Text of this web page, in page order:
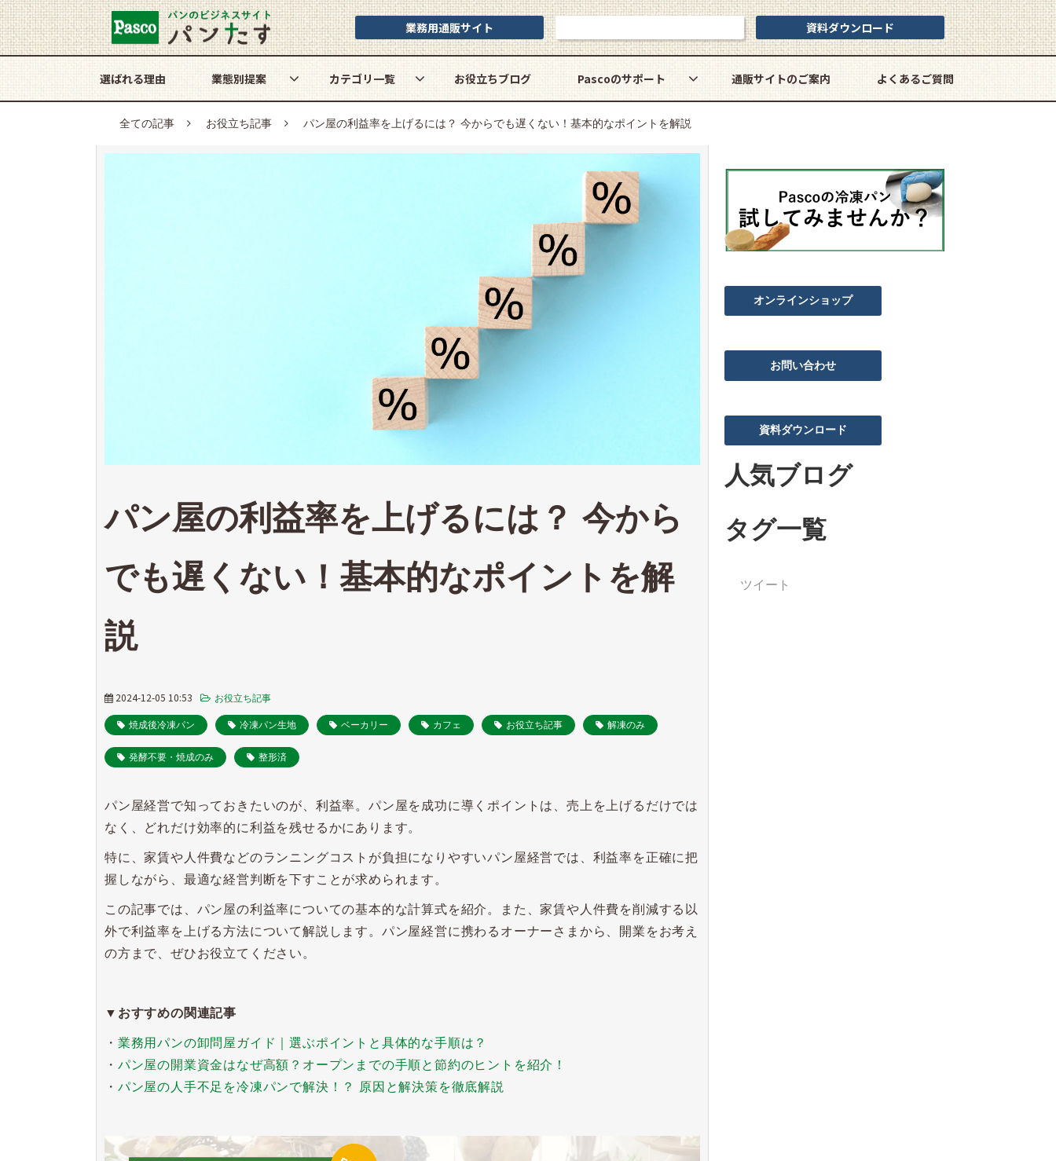
業務用通販サイト 資料ダウンロード
選ばれる理由 業態別提案 カテゴリ一覧 お役立ちブログ Pascoのサポート 通販サイトのご案内 よくあるご質問
全ての記事 お役立ち記事 パン屋の利益率を上げるには？ 今からでも遅くない！基本的なポイントを解説
パン屋の利益率を上げるには？ 今から
でも遅くない！基本的なポイントを解
説
2024-12-05 10:53 お役立ち記事
焼成後冷凍パン 冷凍パン生地 ベーカリー カフェ お役立ち記事 解凍のみ
発酵不要・焼成のみ 整形済
パン屋経営で知っておきたいのが、利益率。パン屋を成功に導くポイントは、売上を上げるだけでは
なく、どれだけ効率的に利益を残せるかにあります。
特に、家賃や人件費などのランニングコストが負担になりやすいパン屋経営では、利益率を正確に把
握しながら、最適な経営判断を下すことが求められます。
この記事では、パン屋の利益率についての基本的な計算式を紹介。また、家賃や人件費を削減する以
外で利益率を上げる方法について解説します。パン屋経営に携わるオーナーさまから、開業をお考え
の方まで、ぜひお役立てください。
▼おすすめの関連記事
・ 業務用パンの卸問屋ガイド｜選ぶポイントと具体的な手順は？
・ パン屋の開業資金はなぜ高額？オープンまでの手順と節約のヒントを紹介！
・ パン屋の人手不足を冷凍パンで解決！？ 原因と解決策を徹底解説
オンラインショップ
お問い合わせ
資料ダウンロード
人気ブログ
タグ一覧
ツイート